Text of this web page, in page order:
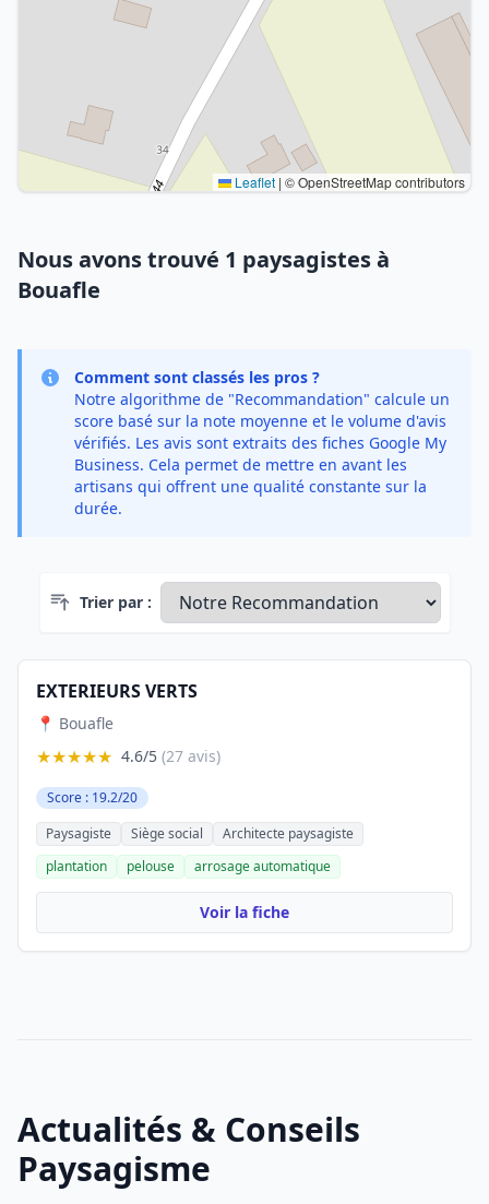
Leaflet | © OpenStreetMap contributors
Nous avons trouvé 1 paysagistes à
Bouafle
Comment sont classés les pros ?
Notre algorithme de "Recommandation" calcule un
score basé sur la note moyenne et le volume d'avis
vérifiés. Les avis sont extraits des fiches Google My
Business. Cela permet de mettre en avant les
artisans qui offrent une qualité constante sur la
durée.
Trier par :
EXTERIEURS VERTS
📍 Bouafle
★★★★★ 4.6/5 (27 avis)
Score : 19.2/20
Paysagiste
Siège social
Architecte paysagiste
plantation
pelouse arrosage automatique
Voir la fiche
Actualités & Conseils
Paysagisme